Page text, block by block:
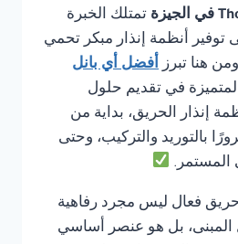
تمتلك الخبرة
توفير أنظمة إنذار مبكر تحمي
هنا تبرز أفضل أي بانل
في تقديم حلول
إنذار الحريق، بداية من
بالتوريد والتركيب، وحتى
المستمر.
فعال ليس مجرد رفاهية
المبنى، بل هو عنصر أساسي